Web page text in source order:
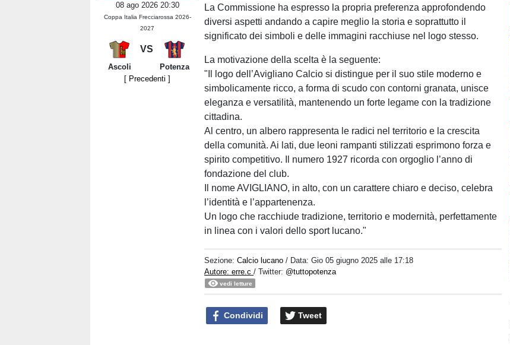
08 ago 2026 20:30
Coppa Italia Frecciarossa 2026-
2027
VS
Ascoli
Potenza
[ Precedenti ]
La Commissione ha espresso la propria preferenza approfondendo
diversi aspetti andando a capire meglio la storia e soprattutto il
significato dei simboli e delle immagini racchiuse nel logo stesso.
La motivazione della scelta è la seguente:
"Il logo dell’Avigliano Calcio si distingue per il suo stile moderno e
simbolicamente ricco, a forma di scudo con contorni granata, unisce
eleganza e versatilità, mantenendo un forte legame con la tradizione
cittadina.
Al centro, un albero rappresenta le radici nel territorio e la crescita
della comunità. Ai lati, due leoni rampanti stilizzati esprimono forza e
spirito competitivo. Il numero 1927 ricorda con orgoglio l’anno di
fondazione del club.
Il nome AVIGLIANO, in alto, con un carattere chiaro e deciso, celebra
l’identità e l’appartenenza.
Un logo che racchiude tradizione, territorio e modernità, perfettamente
in linea con i valori dello sport lucano."
Sezione:Calcio lucano/ Data:Gio 05 giugno 2025 alle 17:18
Autore: erre.c/ Twitter: @tuttopotenza
vedi letture
Condividi Tweet